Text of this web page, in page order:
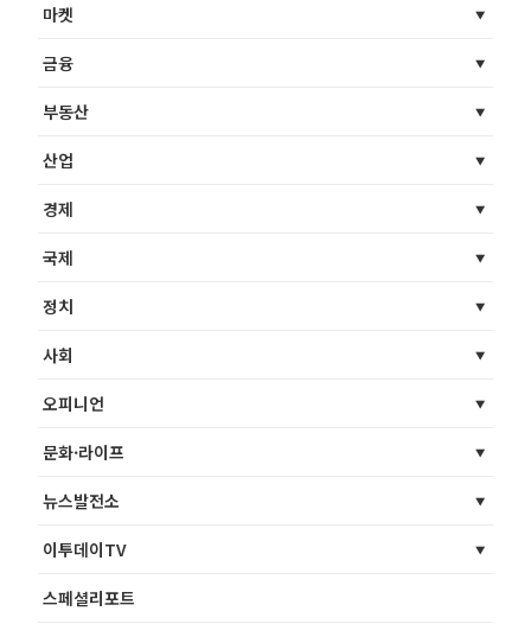
마켓
금융
부동산
산업
경제
국제
정치
사회
오피니언
문화·라이프
뉴스발전소
이투데이TV
스페셜리포트